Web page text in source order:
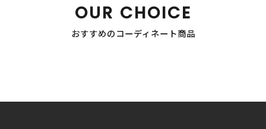
OUR CHOICE
おすすめのコーディネート商品